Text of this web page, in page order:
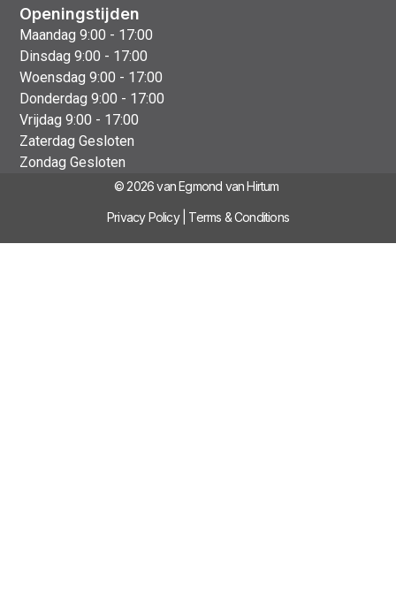
Openingstijden
Maandag 9:00 - 17:00
Dinsdag 9:00 - 17:00
Woensdag 9:00 - 17:00
Donderdag 9:00 - 17:00
Vrijdag 9:00 - 17:00
Zaterdag Gesloten
Zondag Gesloten
© 2026 van Egmond van Hirtum
Privacy Policy| Terms & Conditions